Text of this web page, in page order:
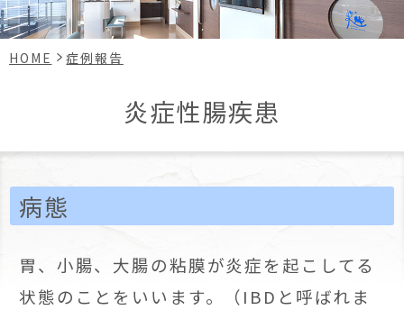
HOME 症例報告
炎症性腸疾患
病態
胃、小腸、大腸の粘膜が炎症を起こしてる
状態のことをいいます。（IBDと呼ばれま